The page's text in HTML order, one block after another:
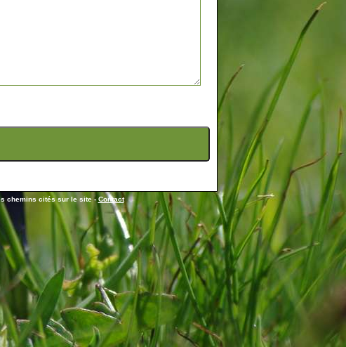
chemins cités sur le site -Contact